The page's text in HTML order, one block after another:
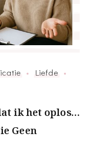
Liefde
ik het oplos…
Geen